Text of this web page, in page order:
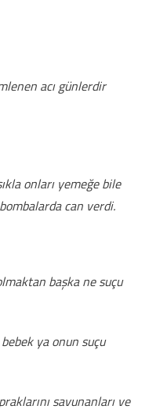
acı günlerdir
onları yemeğe bile
can verdi.
başka ne suçu
ya onun suçu
savunanları ve